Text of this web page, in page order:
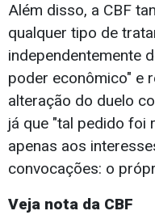
Além disso, a CBF
qualquer tipo de
independentemente
poder econômico" e
alteração do duelo
já que "tal pedido foi
apenas aos
convocações: o
Veja nota da CBF